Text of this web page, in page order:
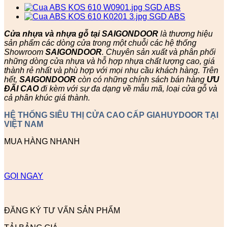
Cửa nhựa và nhựa gỗ tại SAIGONDOOR là thương hiệu
sản phẩm các dòng cửa trong một chuỗi các hệ thống
Showroom SAIGONDOOR. Chuyên sản xuất và phân phối
những dòng cửa nhựa và hỗ hợp nhựa chất lượng cao, giá
thành rẻ nhất và phù hợp với mọi nhu cầu khách hàng. Trên
hết, SAIGONDOOR còn có những chính sách bán hàng ƯU
ĐÃI CAOđi kèm với sự đa dạng về mẫu mã, loại cửa gỗ và
cả phân khúc giá thành.
HỆ THỐNG SIÊU THỊ CỬA CAO CẤP GIAHUYDOOR TẠI
VIỆT NAM
MUA HÀNG NHANH
GỌI NGAY
ĐĂNG KÝ TƯ VẤN SẢN PHẨM